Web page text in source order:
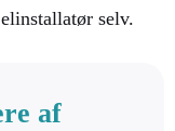
selv.
af